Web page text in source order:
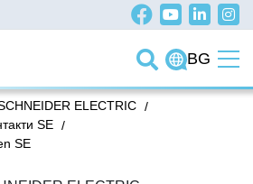
BG
/
ELECTRIC
/
SE
SE